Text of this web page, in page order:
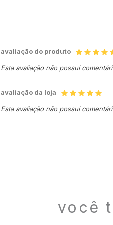
avaliação do produto
Esta avaliação não possui
avaliação da loja
Esta avaliação não possui
você